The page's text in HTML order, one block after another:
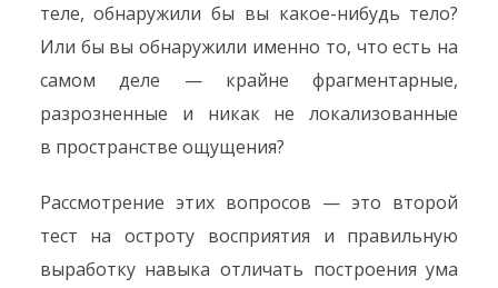
теле, обнаружили бы вы какое-нибудь тело?
Или бы вы обнаружили именно то, что есть на
самом деле — крайне фрагментарные,
разрозненные и никак не локализованные
в пространстве ощущения?
Рассмотрение этих вопросов — это второй
тест на остроту восприятия и правильную
выработку навыка отличать построения ума